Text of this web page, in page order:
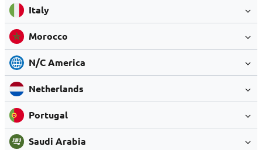
Italy
Morocco
N/C America
Netherlands
Portugal
Saudi Arabia